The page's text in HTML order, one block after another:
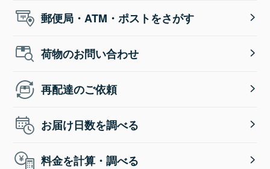
郵便局・ATM・ポストをさがす
荷物のお問い合わせ
再配達のご依頼
お届け日数を調べる
料金を計算・調べる